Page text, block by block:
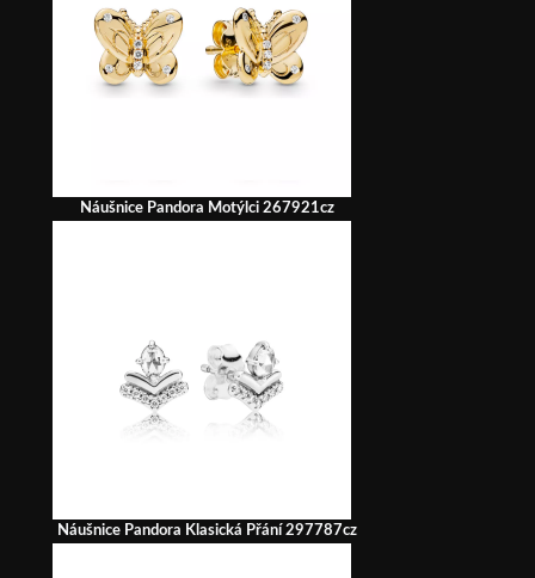
Náušnice Pandora Motýlci 267921cz
Náušnice Pandora Klasická Přání 297787cz